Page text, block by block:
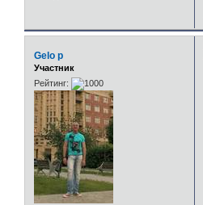
Gelo p
Участник
Рейтинг: